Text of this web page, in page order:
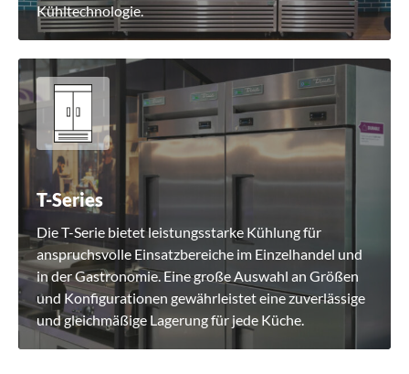
Kühltechnologie.
T-Series
Die T-Serie bietet leistungsstarke Kühlung für
anspruchsvolle Einsatzbereiche im Einzelhandel und
in der Gastronomie. Eine große Auswahl an Größen
und Konfigurationen gewährleistet eine zuverlässige
und gleichmäßige Lagerung für jede Küche.